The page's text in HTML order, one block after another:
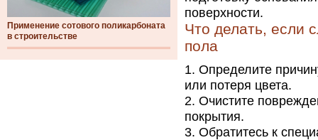
Применение сотового поликарбоната
в строительстве
поверхности.
Что делать, если
пола
Определите
или потеря цвета.
Очистите
покрытия.
Обратитесь к